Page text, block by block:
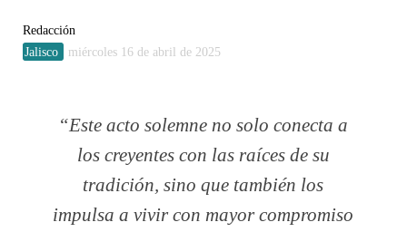
Redacción
Jalisco
miércoles 16 de abril de 2025
Este acto solemne no solo conecta a
los creyentes con las raíces de su
tradición, sino que también los
impulsa a vivir con mayor compromiso